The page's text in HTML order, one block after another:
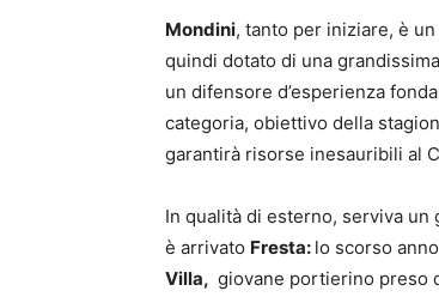
Mondini, tanto per iniziare, è
quindi dotato di una
un difensore d’esperienza
categoria, obiettivo della
garantirà risorse inesauribili al
In qualità di esterno, serviva un
è arrivato Fresta: lo scorso
Villa, giovane portierino preso